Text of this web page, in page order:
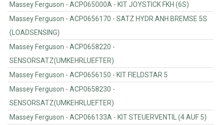
Massey Ferguson - ACP065000A - KIT JOYSTICK FKH (6S)
Massey Ferguson - ACP0656170 - SATZ HYDR.ANH.BREMSE 5S
(LOADSENSING)
Massey Ferguson - ACP0658220 -
SENSORSATZ(UMKEHRLUEFTER)
Massey Ferguson - ACP0656150 - KIT FIELDSTAR 5
Massey Ferguson - ACP0658230 -
SENSORSATZ(UMKEHRLUEFTER)
Massey Ferguson - ACP066133A - KIT STEUERVENTIL (4 AUF 5)